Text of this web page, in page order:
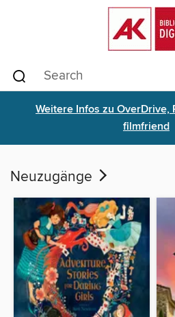
Weitere Infos zu OverDrive,
filmfriend
Neuzugänge